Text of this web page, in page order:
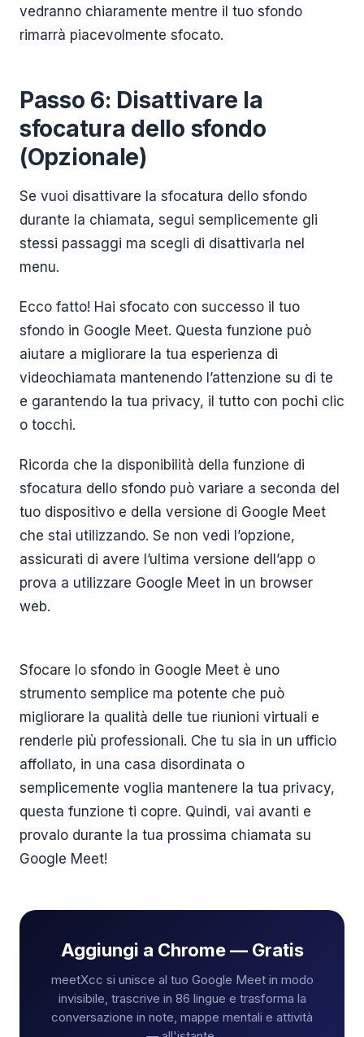
vedranno chiaramente mentre il tuo sfondo
rimarrà piacevolmente sfocato.
Passo 6: Disattivare la
sfocatura dello sfondo
(Opzionale)
Se vuoi disattivare la sfocatura dello sfondo
durante la chiamata, segui semplicemente gli
stessi passaggi ma scegli di disattivarla nel
menu.
Ecco fatto! Hai sfocato con successo il tuo
sfondo in Google Meet. Questa funzione può
aiutare a migliorare la tua esperienza di
videochiamata mantenendo l’attenzione su di te
e garantendo la tua privacy, il tutto con pochi clic
o tocchi.
Ricorda che la disponibilità della funzione di
sfocatura dello sfondo può variare a seconda del
tuo dispositivo e della versione di Google Meet
che stai utilizzando. Se non vedi l’opzione,
assicurati di avere l’ultima versione dell’app o
prova a utilizzare Google Meet in un browser
web.
Sfocare lo sfondo in Google Meet è uno
strumento semplice ma potente che può
migliorare la qualità delle tue riunioni virtuali e
renderle più professionali. Che tu sia in un ufficio
affollato, in una casa disordinata o
semplicemente voglia mantenere la tua privacy,
questa funzione ti copre. Quindi, vai avanti e
provalo durante la tua prossima chiamata su
Google Meet!
Aggiungi a Chrome — Gratis
meetXcc si unisce al tuo Google Meet in modo
invisibile, trascrive in 86 lingue e trasforma la
conversazione in note, mappe mentali e attività